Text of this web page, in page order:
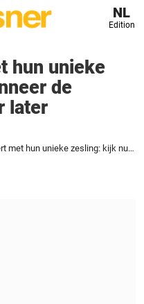
NL
Edition
hun unieke
de
later
Koppel poseert met hun unieke zesling: kijk nu wanneer de zussen zich 30 jaar later herenigen